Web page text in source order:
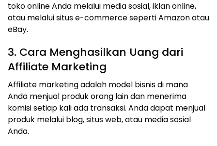
toko online Anda melalui media sosial, iklan online,
atau melalui situs e-commerce seperti Amazon atau
eBay.
3. Cara Menghasilkan Uang dari
Affiliate Marketing
Affiliate marketing adalah model bisnis di mana
Anda menjual produk orang lain dan menerima
komisi setiap kali ada transaksi. Anda dapat menjual
produk melalui blog, situs web, atau media sosial
Anda.